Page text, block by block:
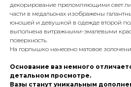
декорирование преломляющими свет
части в медальонах изображены
юношей и девушкой в одежде второй
выполнена витражными-эмалевыми
поверхность.
На горлышко нанесено матовое
Основание ваз немного
детальном просмотре.
Вазы станут уникальным